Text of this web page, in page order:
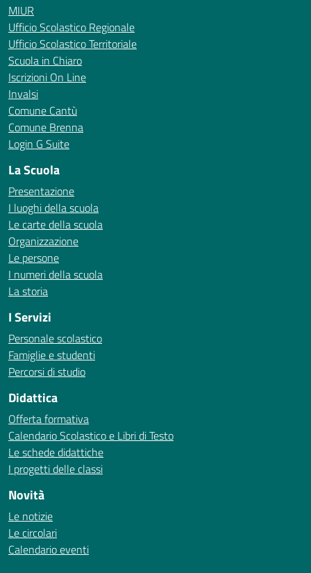
MIUR
Ufficio Scolastico Regionale
Ufficio Scolastico Territoriale
Scuola in Chiaro
Iscrizioni On Line
Invalsi
Comune Cantù
Comune Brenna
Login G Suite
La Scuola
Presentazione
I luoghi della scuola
Le carte della scuola
Organizzazione
Le persone
I numeri della scuola
La storia
I Servizi
Personale scolastico
Famiglie e studenti
Percorsi di studio
Didattica
Offerta formativa
Calendario Scolastico e Libri di Testo
Le schede didattiche
I progetti delle classi
Novità
Le notizie
Le circolari
Calendario eventi